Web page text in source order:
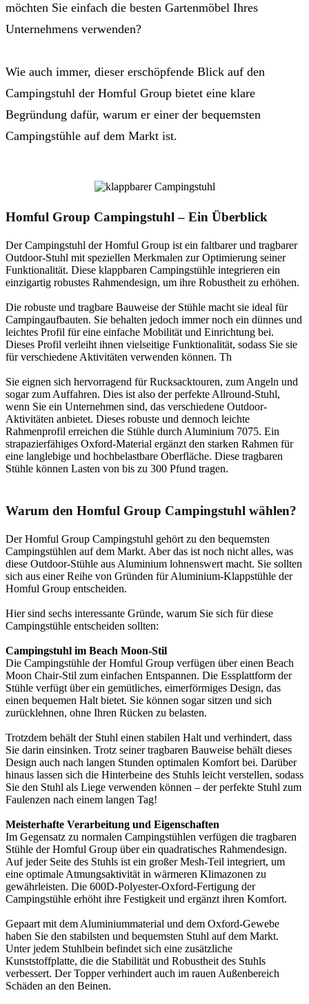
möchten Sie einfach die besten Gartenmöbel Ihres
Unternehmens verwenden?
Wie auch immer, dieser erschöpfende Blick auf den
Campingstuhl der Homful Group bietet eine klare
Begründung dafür, warum er einer der bequemsten
Campingstühle auf dem Markt ist.
Homful Group Campingstuhl – Ein Überblick
Der Campingstuhl der Homful Group ist ein faltbarer und tragbarer
Outdoor-Stuhl mit speziellen Merkmalen zur Optimierung seiner
Funktionalität. Diese klappbaren Campingstühle integrieren ein
einzigartig robustes Rahmendesign, um ihre Robustheit zu erhöhen.
Die robuste und tragbare Bauweise der Stühle macht sie ideal für
Campingaufbauten. Sie behalten jedoch immer noch ein dünnes und
leichtes Profil für eine einfache Mobilität und Einrichtung bei.
Dieses Profil verleiht ihnen vielseitige Funktionalität, sodass Sie sie
für verschiedene Aktivitäten verwenden können. Th
Sie eignen sich hervorragend für Rucksacktouren, zum Angeln und
sogar zum Auffahren. Dies ist also der perfekte Allround-Stuhl,
wenn Sie ein Unternehmen sind, das verschiedene Outdoor-
Aktivitäten anbietet. Dieses robuste und dennoch leichte
Rahmenprofil erreichen die Stühle durch Aluminium 7075. Ein
strapazierfähiges Oxford-Material ergänzt den starken Rahmen für
eine langlebige und hochbelastbare Oberfläche. Diese tragbaren
Stühle können Lasten von bis zu 300 Pfund tragen.
Warum den Homful Group Campingstuhl wählen?
Der Homful Group Campingstuhl gehört zu den bequemsten
Campingstühlen auf dem Markt. Aber das ist noch nicht alles, was
diese Outdoor-Stühle aus Aluminium lohnenswert macht. Sie sollten
sich aus einer Reihe von Gründen für Aluminium-Klappstühle der
Homful Group entscheiden.
Hier sind sechs interessante Gründe, warum Sie sich für diese
Campingstühle entscheiden sollten:
Campingstuhl im Beach Moon-Stil
Die Campingstühle der Homful Group verfügen über einen Beach
Moon Chair-Stil zum einfachen Entspannen. Die Essplattform der
Stühle verfügt über ein gemütliches, eimerförmiges Design, das
einen bequemen Halt bietet. Sie können sogar sitzen und sich
zurücklehnen, ohne Ihren Rücken zu belasten.
Trotzdem behält der Stuhl einen stabilen Halt und verhindert, dass
Sie darin einsinken. Trotz seiner tragbaren Bauweise behält dieses
Design auch nach langen Stunden optimalen Komfort bei. Darüber
hinaus lassen sich die Hinterbeine des Stuhls leicht verstellen, sodass
Sie den Stuhl als Liege verwenden können – der perfekte Stuhl zum
Faulenzen nach einem langen Tag!
Meisterhafte Verarbeitung und Eigenschaften
Im Gegensatz zu normalen Campingstühlen verfügen die tragbaren
Stühle der Homful Group über ein quadratisches Rahmendesign.
Auf jeder Seite des Stuhls ist ein großer Mesh-Teil integriert, um
eine optimale Atmungsaktivität in wärmeren Klimazonen zu
gewährleisten. Die 600D-Polyester-Oxford-Fertigung der
Campingstühle erhöht ihre Festigkeit und ergänzt ihren Komfort.
Gepaart mit dem Aluminiummaterial und dem Oxford-Gewebe
haben Sie den stabilsten und bequemsten Stuhl auf dem Markt.
Unter jedem Stuhlbein befindet sich eine zusätzliche
Kunststoffplatte, die die Stabilität und Robustheit des Stuhls
verbessert. Der Topper verhindert auch im rauen Außenbereich
Schäden an den Beinen.